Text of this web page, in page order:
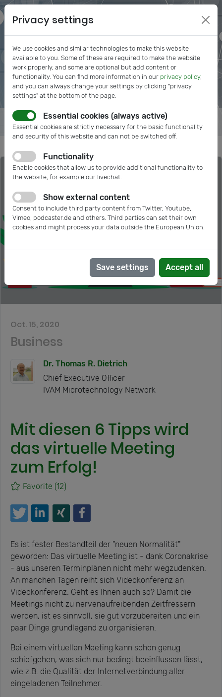
Oct. 15, 2020
Business
Dr. Thomas R. Dietrich
Chief Executive Officer
IVAM Microtechnology Network
Mit diesen 6 Tipps wird
das virtuelle Meeting
zum Erfolg!
Favorite (12)
Es ist fester Bestandteil der "neuen Normalität"
geworden: Das virtuelle Meeting ist - dank Coronakrise
- aus unseren Terminplänen nicht mehr wegzudenken.
An manchen Tagen reiht sich Videokonferenz an
Videokonferenz. Geht es Ihnen auch so? Damit die
Meetings nicht zu nervenaufreibenden Zeitfressern
werden, ist es sinnvoll, sie gut vorzubereiten und ein
paar Dinge grundlegend zu organisieren.
Bei einem virtuellen Meeting kann schon genug
schiefgehen, was sich nur bedingt beeinflussen lässt,
wie z.B. die Qualität der Internetverbindung aller
eingeladenen Teilnehmer.
Privacy settings
We use cookies and similar technologies to make this website
available to you. Some of these are required to make the website
work properly, and some are optional but add content or
functionality. You can find more information in our privacy policy,
and you can always change your settings by clicking "privacy
settings" at the bottom of the page.
Essential cookies (always active)
Essential cookies are strictly necessary for the basic functionality
and security of this website and can not be switched off.
Functionality
Enable cookies that allow us to provide additional functionality to
the website, for example our livechat.
Show external content
Consent to include third party content from Twitter, Youtube,
Vimeo, podcaster.de and others. Third parties can set their own
cookies and might process your data outside the European Union.
Save settings Accept all